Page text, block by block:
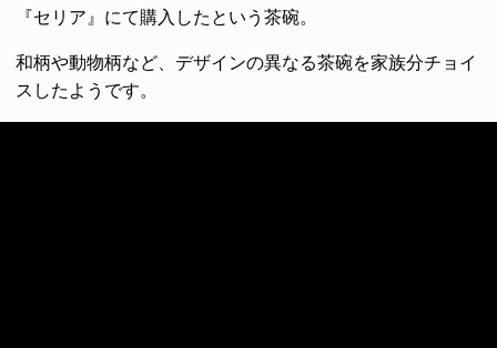
『セリア』にて購入したという茶碗。
和柄や動物柄など、デザインの異なる茶碗を家族分チョイ
スしたようです。